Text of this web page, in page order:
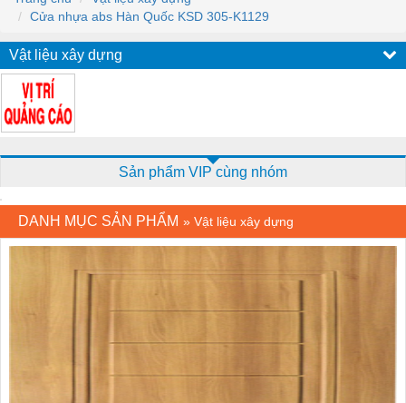
Cửa nhựa abs Hàn Quốc KSD 305-K1129
Vật liệu xây dựng
Sản phẩm VIP cùng nhóm
DANH MỤC SẢN PHẨM » Vật liệu xây dựng